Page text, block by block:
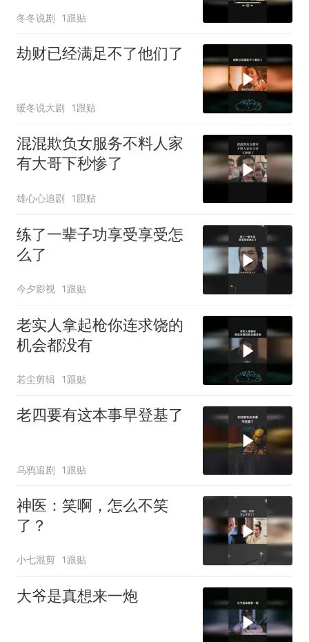
冬冬说剧 1跟贴
劫财已经满足不了他们了
暖冬说大剧 1跟贴
混混欺负女服务不料人家
有大哥下秒惨了
雄心心追剧 1跟贴
练了一辈子功享受享受怎
么了
今夕影视 1跟贴
老实人拿起枪你连求饶的
机会都没有
若尘剪辑 1跟贴
老四要有这本事早登基了
乌鸦追剧 1跟贴
神医：笑啊，怎么不笑
了？
小七混剪 1跟贴
大爷是真想来一炮